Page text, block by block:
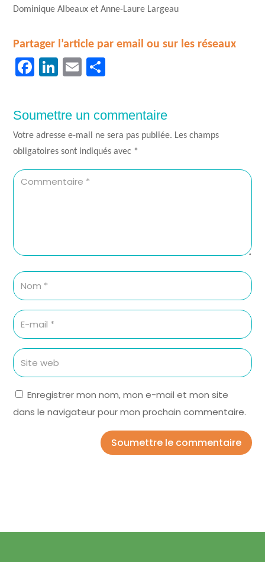
Dominique Albeaux et Anne-Laure Largeau
Partager l’article par email ou sur les réseaux
Facebook
LinkedIn
Email
Soumettre un commentaire
Votre adresse e-mail ne sera pas publiée. Les champs
obligatoires sont indiqués avec *
Enregistrer mon nom, mon e-mail et mon site
dans le navigateur pour mon prochain commentaire.
Soumettre le commentaire